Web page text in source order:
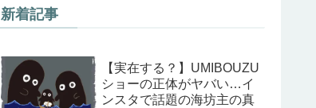
新着記事
【実在する？】UMIBOUZU
ショーの正体がヤバい…イ
ンスタで話題の海坊主の真